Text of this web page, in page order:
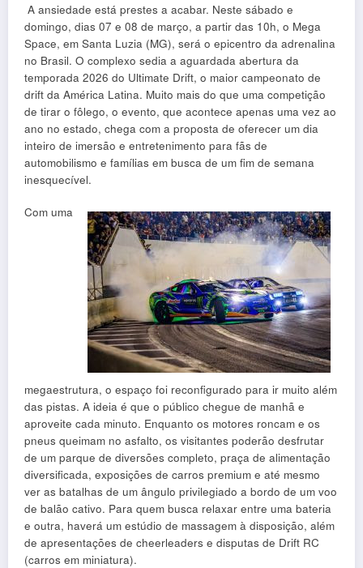
A ansiedade está prestes a acabar. Neste sábado e
domingo, dias 07 e 08 de março, a partir das 10h, o Mega
Space, em Santa Luzia (MG), será o epicentro da adrenalina
no Brasil. O complexo sedia a aguardada abertura da
temporada 2026 do Ultimate Drift, o maior campeonato de
drift da América Latina. Muito mais do que uma competição
de tirar o fôlego, o evento, que acontece apenas uma vez ao
ano no estado, chega com a proposta de oferecer um dia
inteiro de imersão e entretenimento para fãs de
automobilismo e famílias em busca de um fim de semana
inesquecível.
Com uma
megaestrutura, o espaço foi reconfigurado para ir muito além
das pistas. A ideia é que o público chegue de manhã e
aproveite cada minuto. Enquanto os motores roncam e os
pneus queimam no asfalto, os visitantes poderão desfrutar
de um parque de diversões completo, praça de alimentação
diversificada, exposições de carros premium e até mesmo
ver as batalhas de um ângulo privilegiado a bordo de um voo
de balão cativo. Para quem busca relaxar entre uma bateria
e outra, haverá um estúdio de massagem à disposição, além
de apresentações de cheerleaders e disputas de Drift RC
(carros em miniatura).